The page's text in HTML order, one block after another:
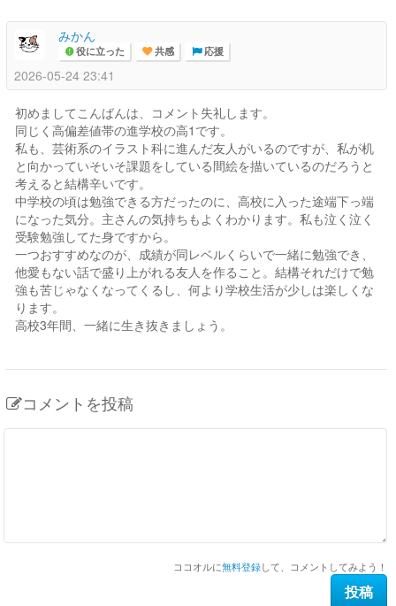
みかん
役に立った 共感 応援
2026-05-24 23:41
初めましてこんばんは、コメント失礼します。
同じく高偏差値帯の進学校の高1です。
私も、芸術系のイラスト科に進んだ友人がいるのですが、私が机
と向かっていそいそ課題をしている間絵を描いているのだろうと
考えると結構辛いです。
中学校の頃は勉強できる方だったのに、高校に入った途端下っ端
になった気分。主さんの気持ちもよくわかります。私も泣く泣く
受験勉強してた身ですから。
一つおすすめなのが、成績が同レベルくらいで一緒に勉強でき、
他愛もない話で盛り上がれる友人を作ること。結構それだけで勉
強も苦じゃなくなってくるし、何より学校生活が少しは楽しくな
ります。
高校3年間、一緒に生き抜きましょう。
コメントを投稿
ココオルに無料登録して、コメントしてみよう！